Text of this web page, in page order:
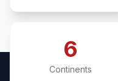
6
Continents